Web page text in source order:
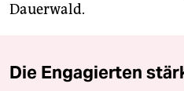
Dauerwald.
Die Engagierten